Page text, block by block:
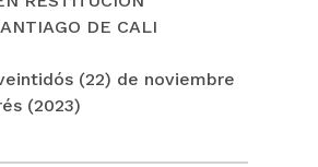
DE CALI
(22) de noviembre
(2023)